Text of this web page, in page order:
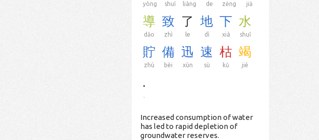
yòng shuǐ liàng de zēng jiā
導
dǎo
致
zhì
了
le
地
dì
下
xià
水
shuǐ
貯
zhù
備
bèi
迅
xùn
速
sù
枯
kū
竭
jié
.
.
Increased consumption of water
has led to rapid depletion of
groundwater reserves.